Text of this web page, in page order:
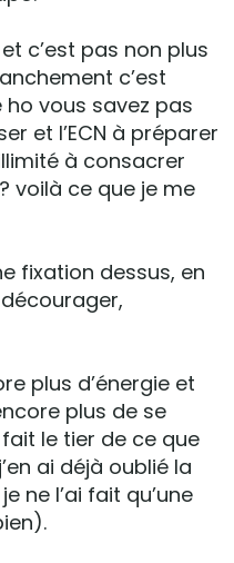
c’est pas non plus
c’est
vous savez pas
et l’ECN à préparer
à consacrer
voilà ce que je me
fixation dessus, en
plus d’énergie et
plus de se
le tier de ce que
ai déjà oublié la
ne l’ai fait qu’une